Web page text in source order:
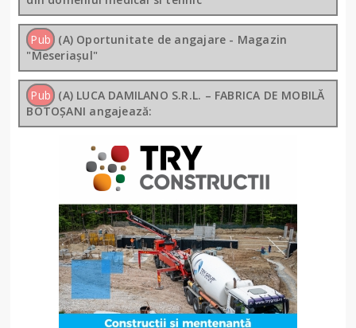
Pub (A) Oportunitate de angajare - Magazin
"Meseriașul"
Pub (A) LUCA DAMILANO S.R.L. – FABRICA DE MOBILĂ
BOTOȘANI angajează: